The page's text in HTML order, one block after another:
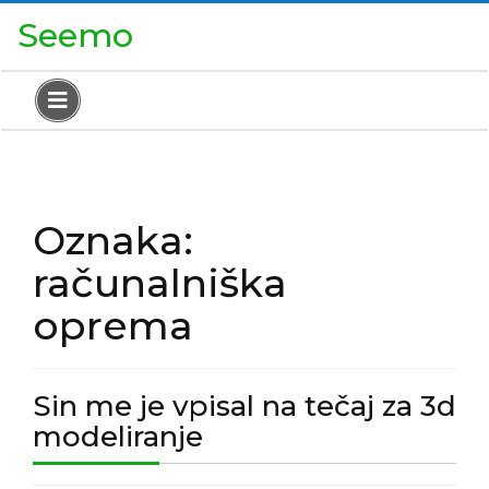
Seemo
Oznaka:
računalniška
oprema
Sin me je vpisal na tečaj za 3d
modeliranje
me